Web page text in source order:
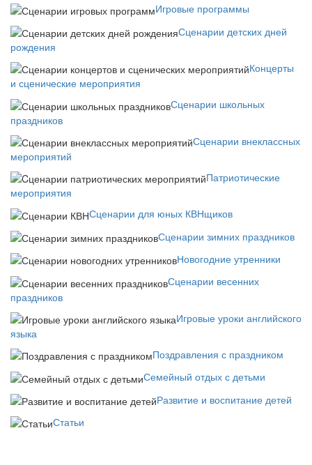
Игровые программы
Сценарии детских дней
рождения
Концерты
и сценические мероприятия
Сценарии школьных
праздников
Сценарии внеклассных
мероприятий
Патриотические
мероприятия
Сценарии для юных КВНщиков
Сценарии зимних праздников
Новогодние утренники
Сценарии весенних
праздников
Игровые уроки английского
языка
Поздравления с праздником
Семейный отдых с детьми
Развитие и воспитание детей
Статьи